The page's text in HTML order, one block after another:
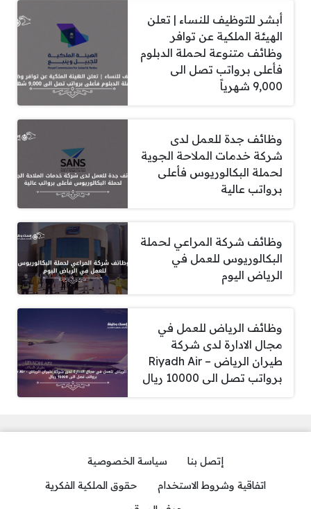
أبشر للتوظيف للنساء | تعلن
الهيئة الملكية عن توافر
وظائف متنوعة لحملة الدبلوم
فأعلى برواتب تصل الى
9,000 شهرياً
وظائف جدة للعمل لدى
شركة خدمات الملاحة الجوية
لحملة البكالوريوس فأعلى
برواتب عالية
وظائف شركة المراعي لحملة
البكالوريوس للعمل في
الرياض اليوم
وظائف الرياض للعمل في
مجال الادارة لدى شركة
طيران الرياض – Riyadh Air
برواتب تصل الى 10000 ريال
إتصل بنا
سياسة الخصوصية
اتفاقية وشروط الاستخدام
حقوق الملكية الفكرية